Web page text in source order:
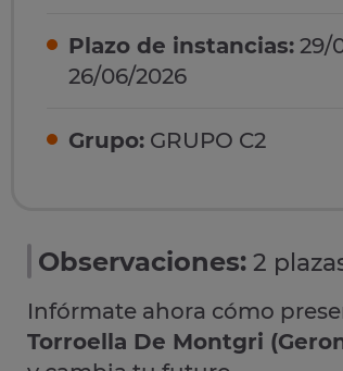
Plazo de instancias: 29/
26/06/2026
Grupo: GRUPO C2
Observaciones: 2
Infórmate ahora cómo
Torroella De Montgri